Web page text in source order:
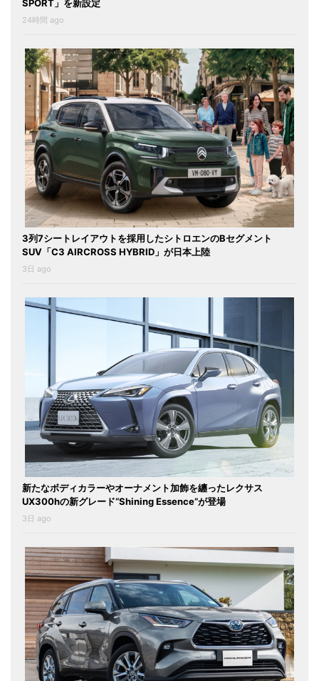
SPORT」を新設定
24時間 ago
3列7シートレイアウトを採用したシトロエンのBセグメント
SUV「C3 AIRCROSS HYBRID」が日本上陸
3日 ago
新たなボディカラーやオーナメント加飾を纏ったレクサス
UX300hの新グレード“Shining Essence”が登場
3日 ago